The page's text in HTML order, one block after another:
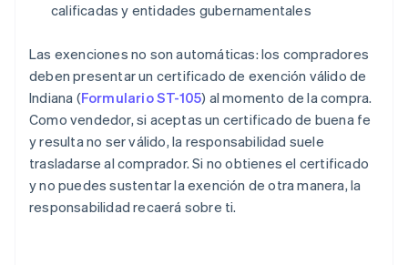
calificadas y entidades gubernamentales
Las exenciones no son automáticas: los compradores
deben presentar un certificado de exención válido de
Indiana (Formulario ST-105) al momento de la compra.
Como vendedor, si aceptas un certificado de buena fe
y resulta no ser válido, la responsabilidad suele
trasladarse al comprador. Si no obtienes el certificado
y no puedes sustentar la exención de otra manera, la
responsabilidad recaerá sobre ti.